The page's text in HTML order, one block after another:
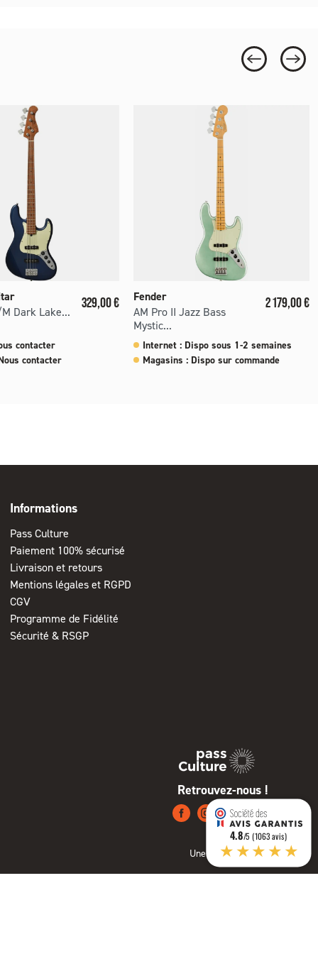
Dark Lake...
Prix
329,00 €
contacter
contacter
Fender
AM Pro II Jazz Bass
Mystic...
Prix
2 179,00 €
Internet : Dispo sous 1-2 semaines
Magasins : Dispo sur commande
Informations
Pass Culture
Paiement 100% sécurisé
Livraison et retours
Mentions légales et RGPD
CGV
Programme de Fidélité
Sécurité & RSGP
Retrouvez-nous !
Une création
4.8/5 (1063 avis)
★★★★★